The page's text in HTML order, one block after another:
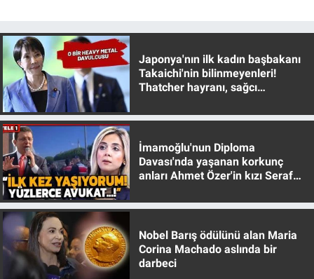
Japonya'nın ilk kadın başbakanı
Takaichi'nin bilinmeyenleri!
Thatcher hayranı, sağcı
İmamoğlu'nun Diploma
Davası'nda yaşanan korkunç
anları Ahmet Özer'in kızı Seraf
Nobel Barış ödülünü alan Maria
Corina Machado aslında bir
darbeci